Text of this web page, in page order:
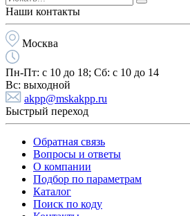
Наши контакты
Москва
Пн-Пт: с 10 до 18; Cб: с 10 до 14
Вс: выходной
akpp@mskakpp.ru
Быстрый переход
Обратная связь
Вопросы и ответы
О компании
Подбор по параметрам
Каталог
Поиск по коду